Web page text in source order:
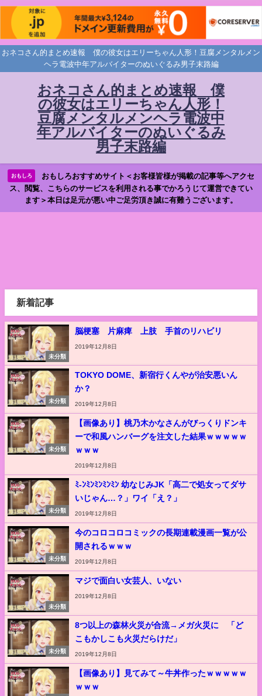
おネコさん的まとめ速報 僕の彼女はエリーちゃん人形！豆腐メンタルメン
ヘラ電波中年アルバイターのぬいぐるみ男子末路編
おネコさん的まとめ速報 僕
の彼女はエリーちゃん人形！
豆腐メンタルメンヘラ電波中
年アルバイターのぬいぐるみ
男子末路編
おもしろ
おもしろおすすめサイト＜お客様皆様が掲載の記事等へアクセ
ス、閲覧、こちらのサービスを利用される事でかろうじて運営できてい
ます＞本日は足元が悪い中ご足労頂き誠に有難うございます。
新着記事
未分類
脳梗塞 片麻痺 上肢 手首のリハビリ
2019年12月8日
未分類
TOKYO DOME、新宿行くんやが治安悪いん
か？
2019年12月8日
未分類
【画像あり】桃乃木かなさんがびっくりドンキ
ーで和風ハンバーグを注文した結果ｗｗｗｗｗ
ｗｗｗ
2019年12月8日
未分類
ﾐ-ﾝﾐﾝﾐﾝﾐﾝﾐﾝ 幼なじみJK「高二で処女ってダサ
いじゃん…？」ワイ「え？」
2019年12月8日
未分類
今のコロコロコミックの長期連載漫画一覧が公
開されるｗｗｗ
2019年12月8日
未分類
マジで面白い女芸人、いない
2019年12月8日
未分類
8つ以上の森林火災が合流→メガ火災に 「ど
こもかしこも火災だらけだ」
2019年12月8日
【画像あり】見てみて～牛丼作ったｗｗｗｗｗ
ｗｗｗ